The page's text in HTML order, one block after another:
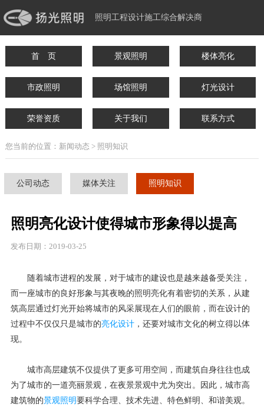
照明工程设计施工综合解决商
首 页 景观照明 楼体亮化
市政照明 场馆照明 灯光设计
荣誉资质 关于我们 联系方式
您当前的位置：新闻动态 > 照明知识
公司动态 媒体关注 照明知识
照明亮化设计使得城市形象得以提高
发布日期：2019-03-25
随着城市进程的发展，对于城市的建设也是越来越备受关注，
而一座城市的良好形象与其夜晚的照明亮化有着密切的关系，从建
筑高层通过灯光开始将城市的风采展现在人们的眼前，而在设计的
过程中不仅仅只是城市的亮化设计，还要对城市文化的树立得以体
现。
城市高层建筑不仅提供了更多可用空间，而建筑自身往往也成
为了城市的一道亮丽景观，在夜景景观中尤为突出。因此，城市高
建筑物的景观照明要科学合理、技术先进、特色鲜明、和谐美观。